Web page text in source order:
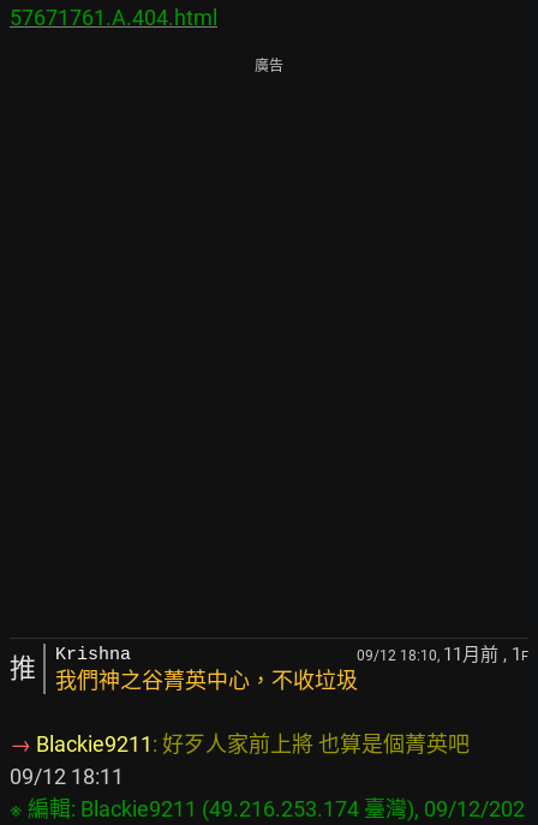
57671761.A.404.html
廣告
推 Krishna 09/12 18:10, 11月前 , 1 F
我們神之谷菁英中心，不收垃圾
→ Blackie9211
※ 編輯: Blackie9211 (49.216.253.174 臺灣), 09/12/202